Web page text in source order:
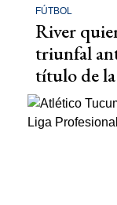
FÚTBOL
River
triunfal
título de